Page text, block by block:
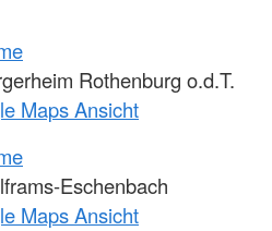
Rothenburg o.d.T.
Maps Ansicht
Eschenbach
Maps Ansicht